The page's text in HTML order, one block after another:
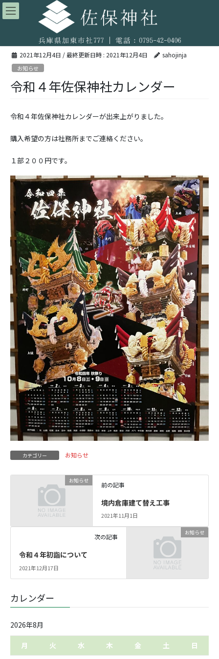
コ
ン
ツ
ナ
ビ
シ
2021年12月4日 / 最終更新日時 : 2021年12月4日 sahojinja
お知らせ
令和４年佐保神社カレンダー
令和４年佐保神社カレンダーが出来上がりました。
購入希望の方は社務所までご連絡ください。
１部２００円です。
カテゴリー お知らせ
お知らせ
前の記事
境内倉庫建て替え工事
2021年11月1日
お知らせ
次の記事
令和４年初詣について
2021年12月17日
カレンダー
2026年8月
月 火 水 木 金 土 日